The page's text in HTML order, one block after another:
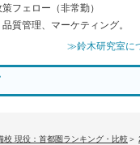
フェロー（非常勤）
質管理、マーケティング。
≫鈴木研究室に
校 現役：首都圏ランキング・比較